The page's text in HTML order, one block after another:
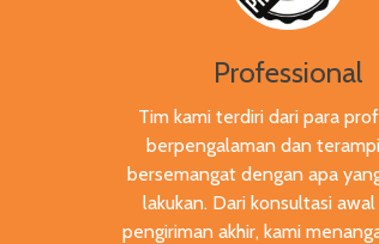
Professional
Tim kami terdiri dari para
berpengalaman dan
bersemangat dengan apa
lakukan. Dari konsultasi awal
pengiriman akhir, kami